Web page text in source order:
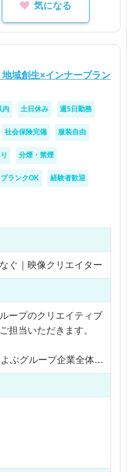
ク先URLなどのチェッ
、簡単な変更対応
況の管理
認対応
めのデータ抽出・整理
し込み、表の整備
ポート
られないこと＞
人で任されるポジショ
クライアントとの直接
ません。
ント作成や改善提案資
ありません。
スムーズに広告運用を
・進行管理・データ整
支えるポジションで
ROASなどの基本的
方
気になる
域創生×インナーブラン
内 土日休み 週5日勤務
社会保険完備 服装自由
分煙・禁煙
ブランクOK 経験者歓迎
ぐ｜映像クリエイター
ープのクリエイティブ
担当いただきます。
ぶグループ企業全体の
、Web、グラフィッ
ど、各領域のスペシャ
進めています。
ッセージなどのインナ